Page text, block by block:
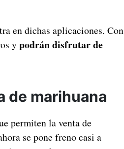
en dichas aplicaciones. Con
ypodrán disfrutar de
de marihuana
permiten la venta de
se pone freno casi a